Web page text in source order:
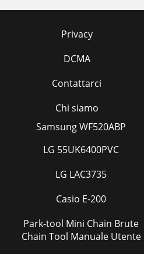
Privacy
DCMA
Contattarci
Chi siamo
Samsung WF520ABP
LG 55UK6400PVC
LG LAC3735
Casio E-200
Park-tool Mini Chain Brute
Chain Tool Manuale Utente